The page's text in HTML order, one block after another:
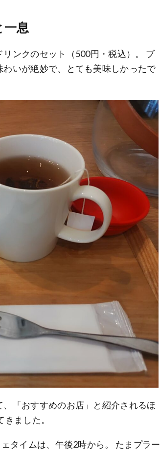
一息
ンクのセット（500円・税込）。 ブ
いが絶妙で、とても美味しかったで
「おすすめのお店」と紹介されるほ
ました。
タイムは、午後2時から。 たまプラー